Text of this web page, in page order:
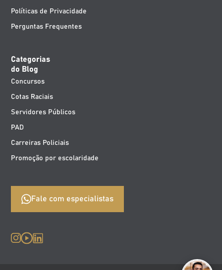
Políticas de Privacidade
Perguntas Frequentes
Categorias
do Blog
Concursos
Cotas Raciais
Servidores Públicos
PAD
Carreiras Policiais
Promoção por escolaridade
Fale com especialistas